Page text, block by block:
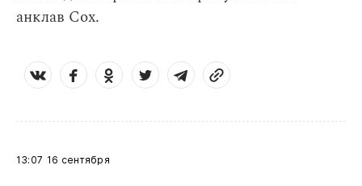
анклав Сох.
13:07 16 сентября